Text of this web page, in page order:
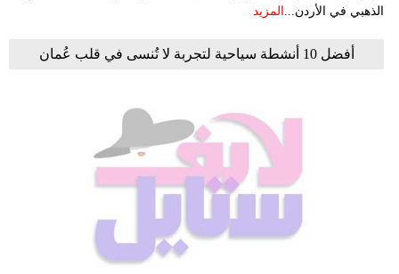
الذهبي في الأردن... المزيد
أفضل 10 أنشطة سياحية لتجربة لا تُنسى في قلب عُمان